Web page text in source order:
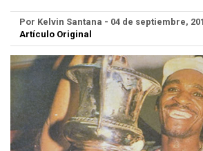
Por Kelvin Santana - 04 de septiembre,
Artículo Original